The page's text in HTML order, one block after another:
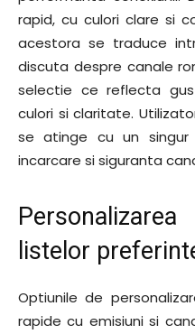
rapid, cu culori clare si
acestora se traduce
discuta despre canale
selectie ce reflecta
culori si claritate.
se atinge cu un
incarcare si siguranta
listelor
Optiunile de
rapide cu emisiuni si